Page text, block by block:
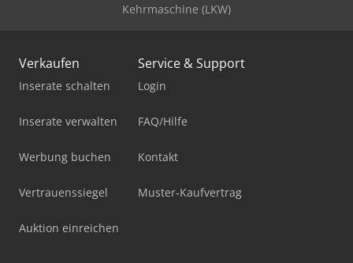
Kehrmaschine (LKW)
Verkaufen
Inserate schalten
Inserate verwalten
Werbung buchen
Vertrauenssiegel
Auktion einreichen
Service & Support
Login
FAQ/Hilfe
Kontakt
Muster-Kaufvertrag